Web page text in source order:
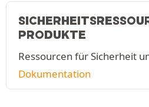
PRODUKTE
Ressourcen für Sicherheit
Dokumentation